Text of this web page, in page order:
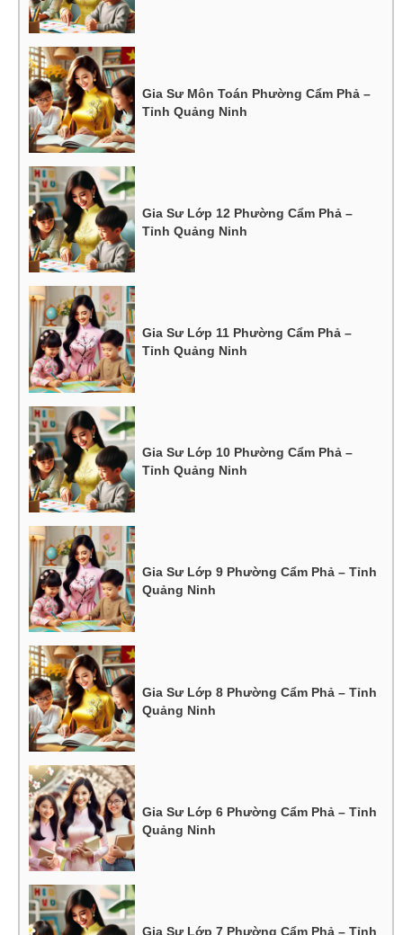
Gia Sư Môn Toán Phường Cẩm Phả –
Tỉnh Quảng Ninh
Gia Sư Lớp 12 Phường Cẩm Phả –
Tỉnh Quảng Ninh
Gia Sư Lớp 11 Phường Cẩm Phả –
Tỉnh Quảng Ninh
Gia Sư Lớp 10 Phường Cẩm Phả –
Tỉnh Quảng Ninh
Gia Sư Lớp 9 Phường Cẩm Phả – Tỉnh
Quảng Ninh
Gia Sư Lớp 8 Phường Cẩm Phả – Tỉnh
Quảng Ninh
Gia Sư Lớp 6 Phường Cẩm Phả – Tỉnh
Quảng Ninh
Gia Sư Lớp 7 Phường Cẩm Phả – Tỉnh